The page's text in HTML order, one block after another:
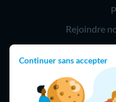
Continuer sans accepter
Rejoindre
09 75